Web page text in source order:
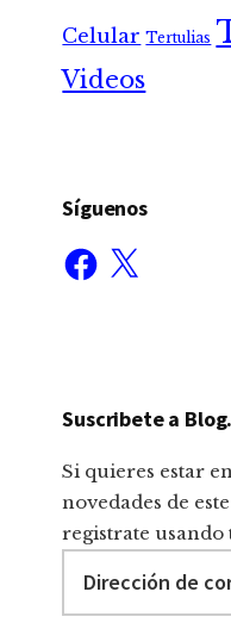
Celular Tertulias
Videos
Síguenos
Facebook
X
Suscribete a
Si quieres estar
novedades de
registrate usando